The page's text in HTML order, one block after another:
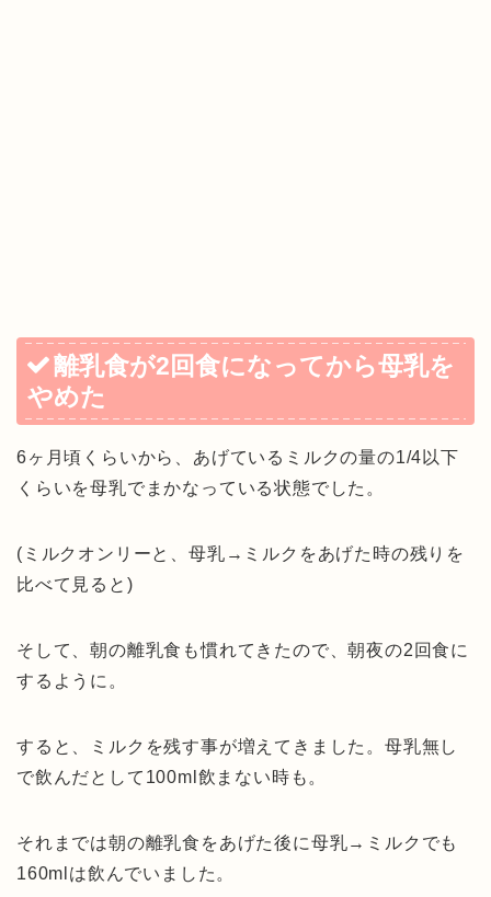
離乳食が2回食になってから母乳を
やめた
6ヶ月頃くらいから、あげているミルクの量の1/4以下
くらいを母乳でまかなっている状態でした。
(ミルクオンリーと、母乳→ミルクをあげた時の残りを
比べて見ると)
そして、朝の離乳食も慣れてきたので、朝夜の2回食に
するように。
すると、ミルクを残す事が増えてきました。母乳無し
で飲んだとして100ml飲まない時も。
それまでは朝の離乳食をあげた後に母乳→ミルクでも
160mlは飲んでいました。